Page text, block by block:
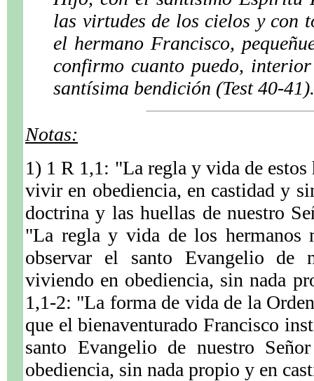
las virtudes de los cielos y con
el hermano Francisco,
confirmo cuanto puedo,
santísima bendición (Test 40-41).
Notas:
1) 1 R 1,1: "La regla y vida de estos
vivir en obediencia, en castidad y
doctrina y las huellas de nuestro
"La regla y vida de los hermanos
observar el santo Evangelio de
viviendo en obediencia, sin nada
1,1-2: "La forma de vida de la
que el bienaventurado Francisco
santo Evangelio de nuestro
obediencia, sin nada propio y en